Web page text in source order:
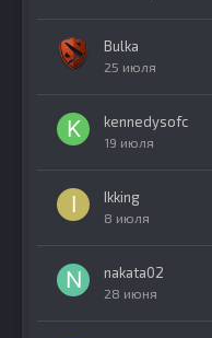
Bulka
25 июля
kennedysofc
19 июля
Ikking
8 июля
nakata02
28 июня